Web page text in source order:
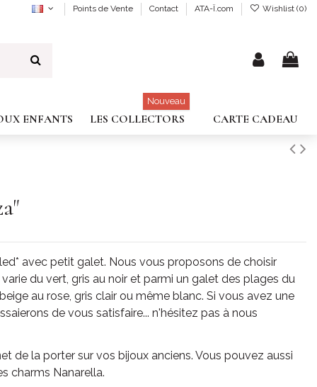
Points de Vente Contact ATA-Ï.com Wishlist (0)
ENFANTS CARTE CADEAU
LES COLLECTORS
Nouveau
avec petit galet. Nous vous proposons de choisir
du vert, gris au noir et parmi un galet des plages du
au rose, gris clair ou même blanc. Si vous avez une
de vous satisfaire... n'hésitez pas à nous
de la porter sur vos bijoux anciens. Vous pouvez aussi
charms Nanarella.